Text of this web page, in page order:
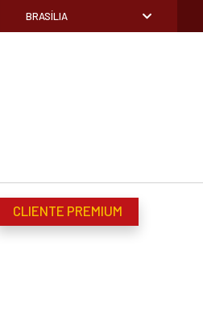
BRASÍLIA
CLIENTE PREMIUM